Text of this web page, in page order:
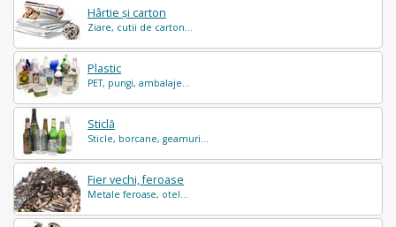
Hârtie și carton
Ziare, cutii de carton...
Plastic
PET, pungi, ambalaje...
Sticlă
Sticle, borcane, geamuri...
Fier vechi, feroase
Metale feroase, otel...